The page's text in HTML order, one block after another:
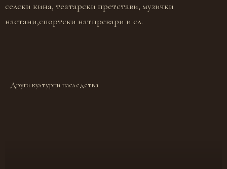
селски кина, театарски претстави, музички
настани,спортски натпревари и сл.
Други културни наследства